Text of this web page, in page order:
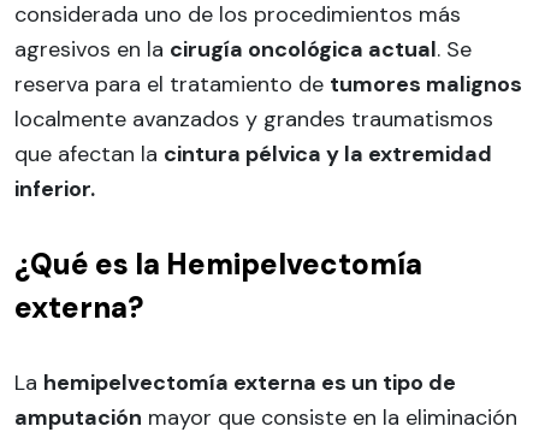
considerada uno de los procedimientos más
agresivos en la cirugía oncológica actual. Se
reserva para el tratamiento de tumores malignos
localmente avanzados y grandes traumatismos
que afectan la cintura pélvica y la extremidad
inferior.
¿Qué es la Hemipelvectomía
externa?
La hemipelvectomía externa es un tipo de
amputación mayor que consiste en la eliminación